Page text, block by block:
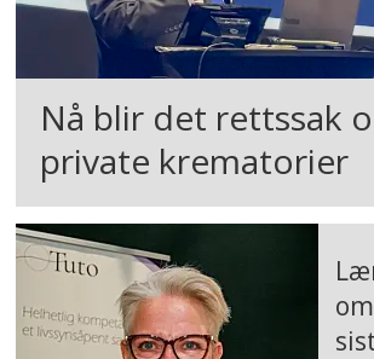
Nå blir det rettssak
private krematorier